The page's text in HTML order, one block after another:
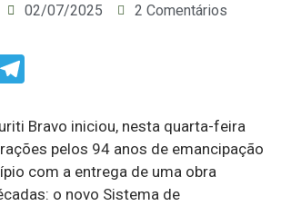
02/07/2025 2 Comentários
Bravo iniciou, nesta quarta-feira
pelos 94 anos de emancipação
com a entrega de uma obra
o novo Sistema de